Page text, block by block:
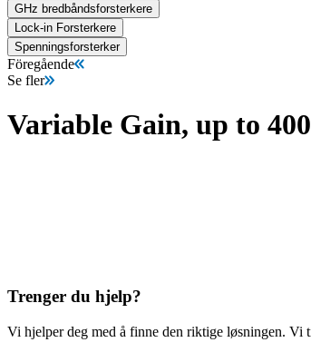
GHz bredbåndsforsterkere
Lock-in Forsterkere
Spenningsforsterker
Föregående
Se fler
Variable Gain, up to
Trenger du hjelp?
Vi hjelper deg med å finne den riktige løsningen.